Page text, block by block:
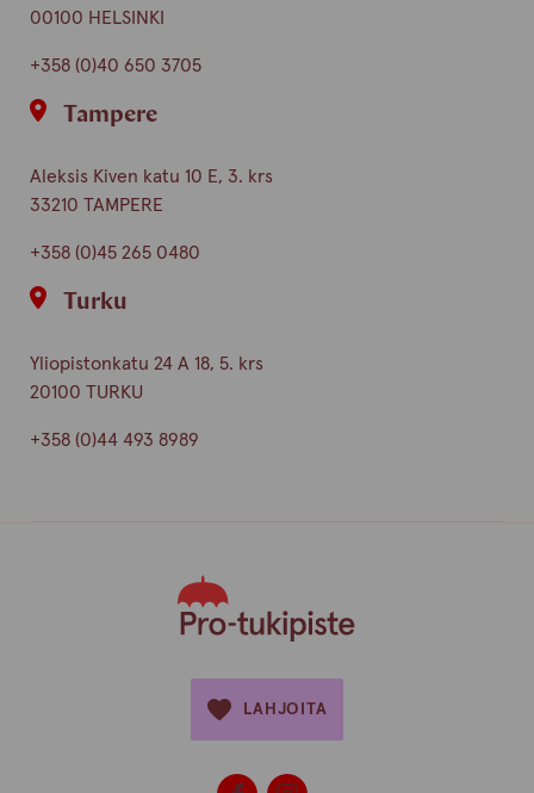
00100 HELSINKI
+358 (0)40 650 3705
Tampere
Aleksis Kiven katu 10 E, 3. krs
33210 TAMPERE
+358 (0)45 265 0480
Turku
Yliopistonkatu 24 A 18, 5. krs
20100 TURKU
+358 (0)44 493 8989
LAHJOITA